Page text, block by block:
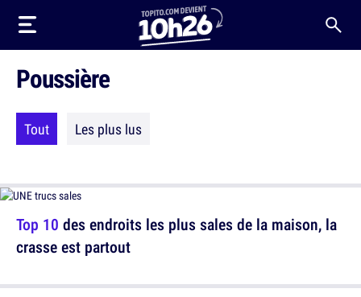
Poussière
Tout Les plus lus
Top 10 des endroits les plus sales de la maison, la
crasse est partout